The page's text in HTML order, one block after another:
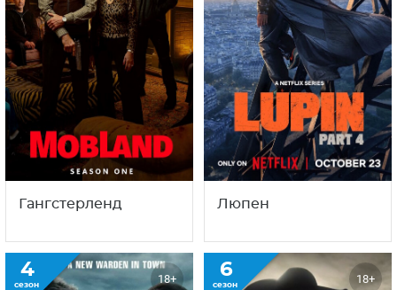
Гангстерленд Люпен
4
сезон 18+ 6
сезон 18+